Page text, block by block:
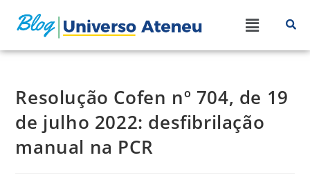
Resolução Cofen nº 704, de 19
de julho 2022: desfibrilação
manual na PCR